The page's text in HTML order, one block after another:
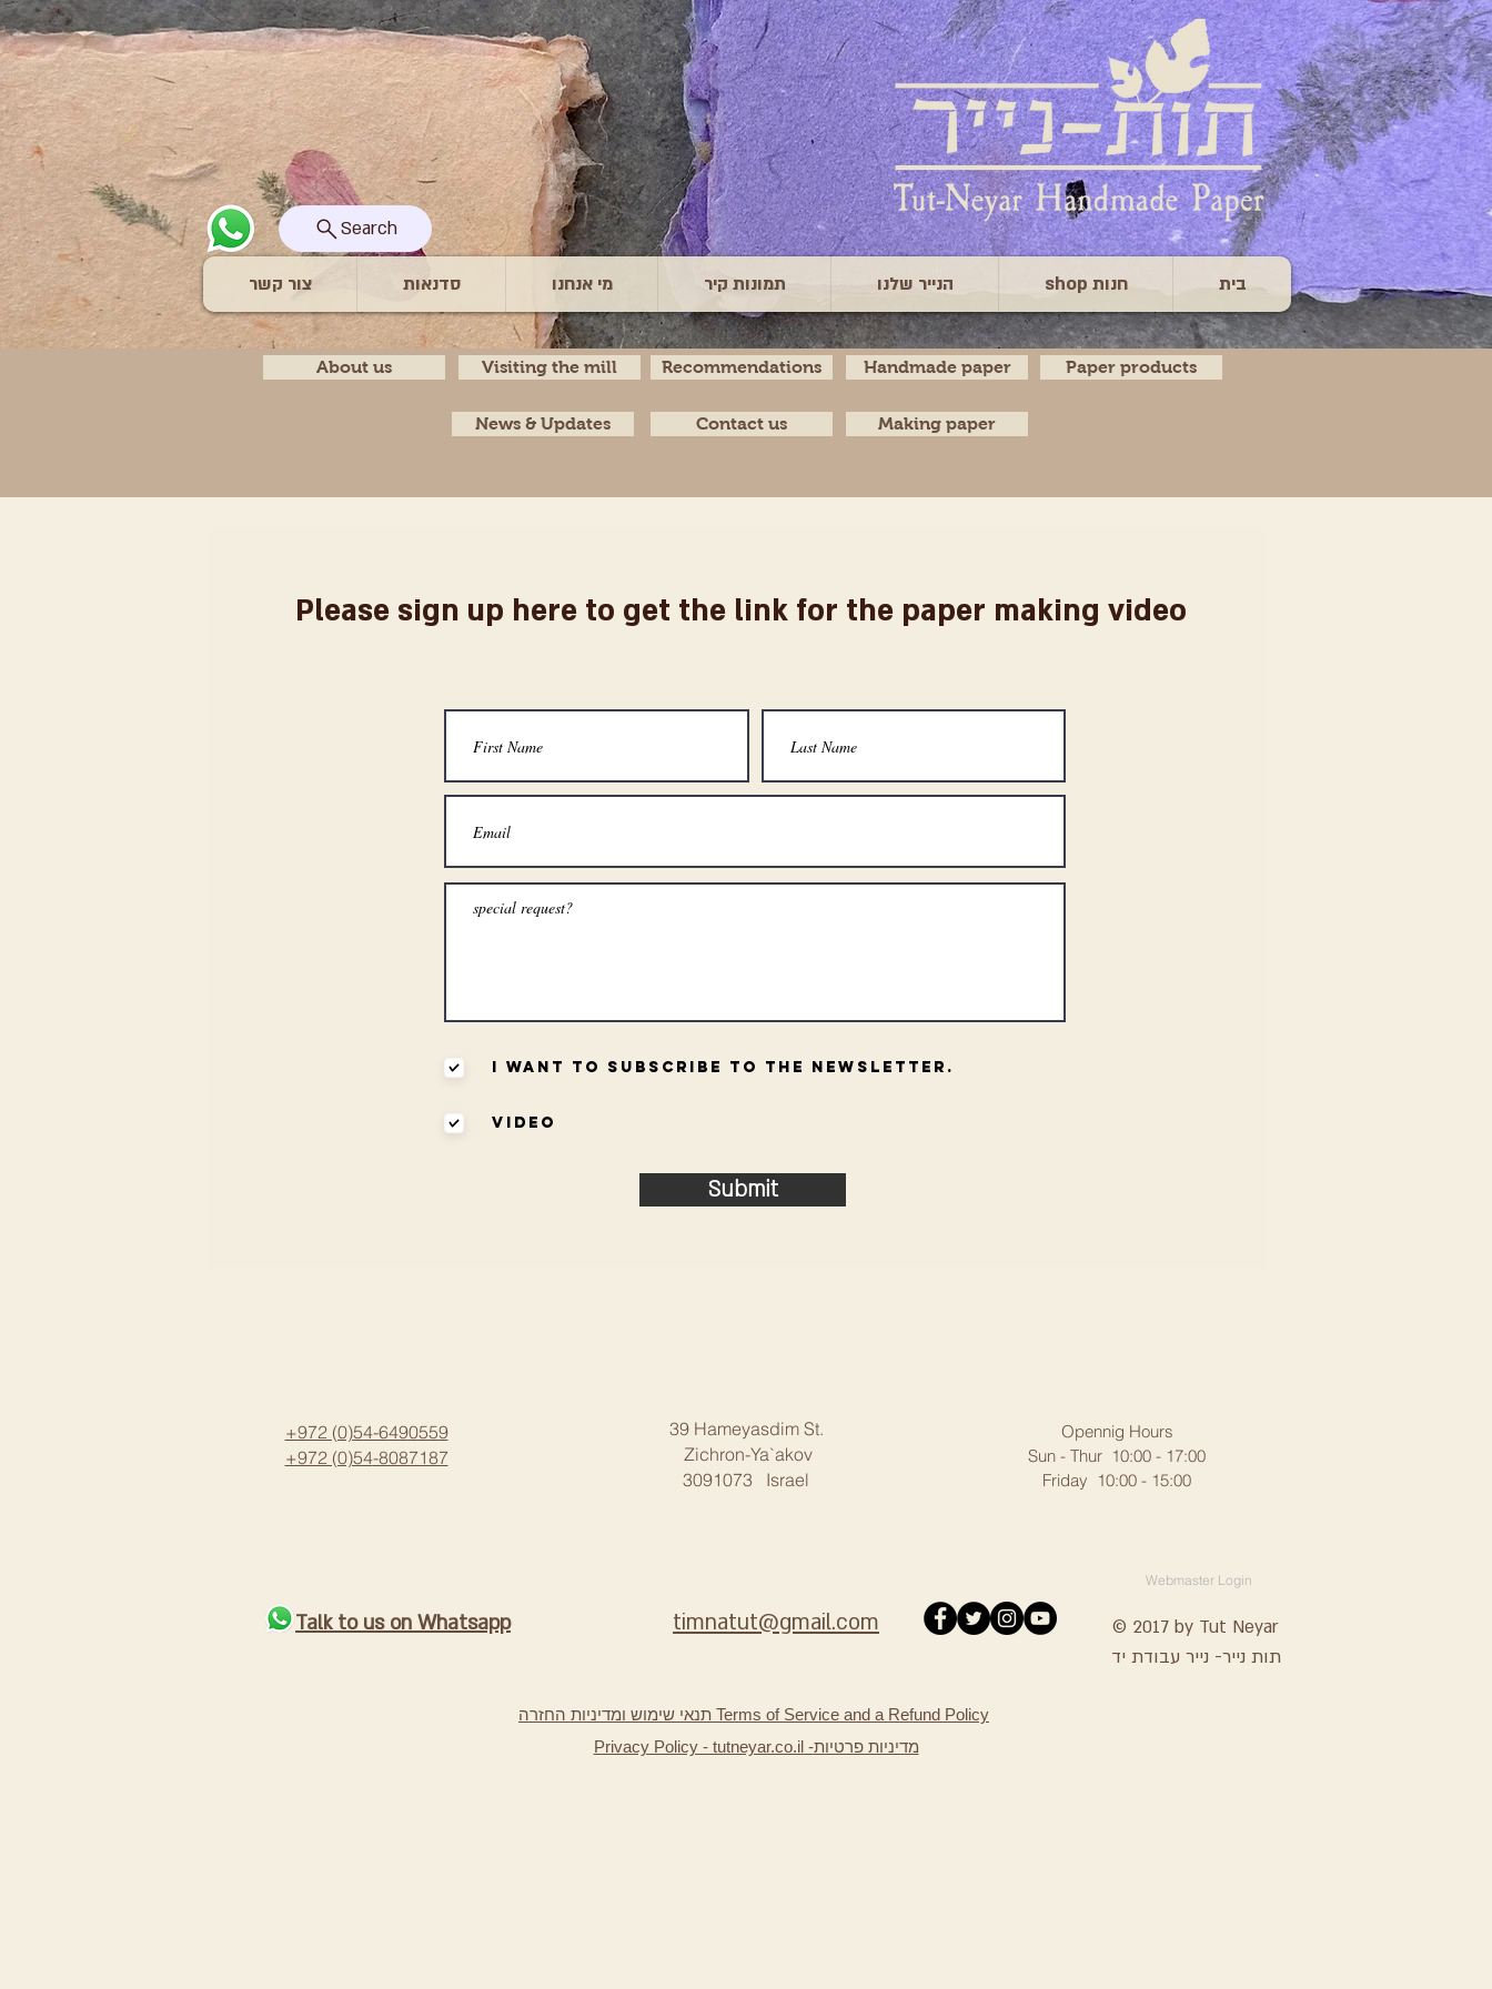
About us Visiting the mill Recommendations Handmade paper Paper products
News & Updates Contact us Making paper
Please sign up here to get the link for the paper making video
I want to subscribe to the newsletter.
Video
Submit
Search
בית חנות shop הנייר שלנו תמונות קיר מי אנחנו סדנאות צור קשר
+972 (0)54-6490559
+972 (0)54-8087187
Talk to us on Whatsapp
39 Hameyasdim St.
Zichron-Ya`akov
3091073 Israel
Opennig Hours
Sun - Thur 10:00 - 17:00
Friday 10:00 - 15:00
timnatut@gmail.com
© 2017 by Tut Neyar
תות נייר- נייר עבודת יד
Webmaster Login
תנאי שימוש ומדיניות החזרה Terms of Service and a Refund Policy
Privacy Policy - tutneyar.co.il -מדיניות פרטיות